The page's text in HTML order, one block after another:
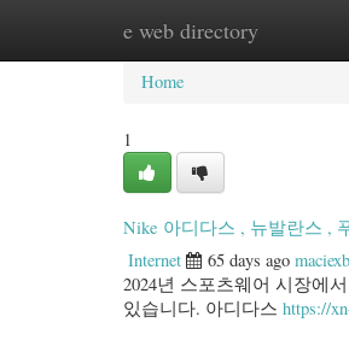
e web directory
Home New Site
Home
1
Nike 아디다스 , 뉴발란스 ,
Internet 65 days ago
2024년 스포츠웨어 시장에
있습니다. 아디다스 https://